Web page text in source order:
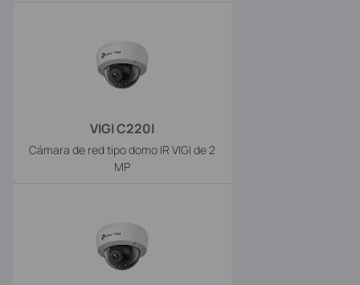
VIGI C220I
Cámara de red tipo domo IR VIGI de 2
MP